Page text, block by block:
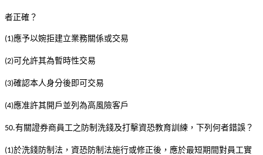
者正確？
(1)應予以婉拒建立業務關係或交易
(2)可允許其為暫時性交易
(3)確認本人身分後即可交易
(4)應准許其開戶並列為高風險客戶
50.有關證券商員工之防制洗錢及打擊資恐教育訓練，下列何者錯誤？
(1)於洗錢防制法，資恐防制法施行或修正後，應於最短期間對員工實